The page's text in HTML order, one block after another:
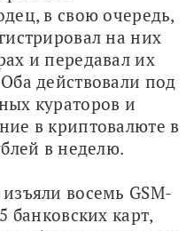
в свою очередь,
на них
и передавал их
действовали под
кураторов и
в криптовалюте в
в неделю.
восемь GSM-
банковских карт,